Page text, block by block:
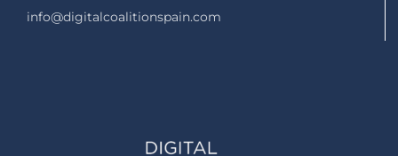
info@digitalcoalitionspain.com